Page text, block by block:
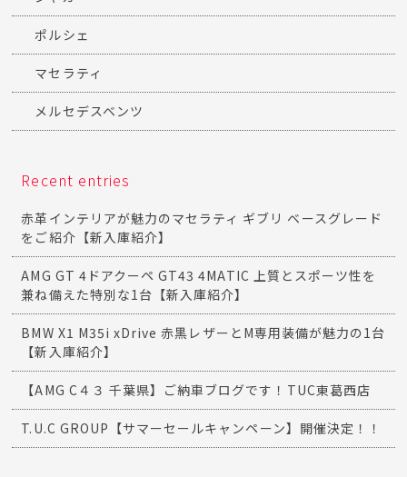
ポルシェ
マセラティ
メルセデスベンツ
Recent entries
赤革インテリアが魅力のマセラティ ギブリ ベースグレード
をご紹介【新入庫紹介】
AMG GT 4ドアクーペ GT43 4MATIC 上質とスポーツ性を
兼ね備えた特別な1台【新入庫紹介】
BMW X1 M35i xDrive 赤黒レザーとM専用装備が魅力の1台
【新入庫紹介】
【AMG C４３ 千葉県】ご納車ブログです！TUC東葛西店
T.U.C GROUP【サマーセールキャンペーン】開催決定！！